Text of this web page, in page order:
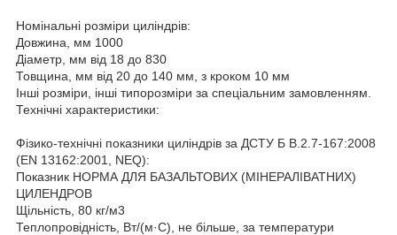
Номінальні розміри циліндрів:
Довжина, мм 1000
Діаметр, мм від 18 до 830
Товщина, мм від 20 до 140 мм, з кроком 10 мм
Інші розміри, інші типорозміри за спеціальним замовленням.
Технічні характеристики:
Фізико-технічні показники циліндрів за ДСТУ Б В.2.7-167:2008
(EN 13162:2001, NEQ):
Показник НОРМА ДЛЯ БАЗАЛЬТОВИХ (МІНЕРАЛІВАТНИХ)
ЦИЛЕНДРОВ
Щільність, 80 кг/м3
Теплопровідність, Вт/(м·С), не більше, за температури